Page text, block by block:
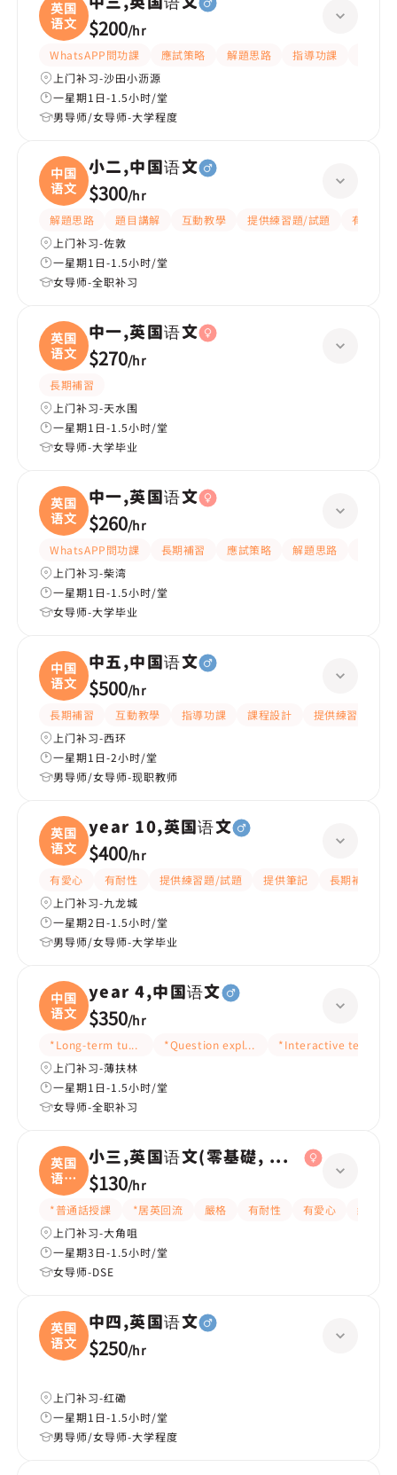
英国
语文
$200/hr
WhatsAPP問功課 應試策略 解題思路 指導功課
上门补习-沙田小沥源
一星期1日-1.5小时/堂
男导师/女导师-大学程度
中国
语文
小二,中国语文
$300/hr
解題思路 題目講解 互動教學 提供練習題/試題
有愛心
上门补习-佐敦
一星期1日-1.5小时/堂
女导师-全职补习
英国
语文
中一,英国语文
$270/hr
長期補習
上门补习-天水围
一星期1日-1.5小时/堂
女导师-大学毕业
英国
语文
中一,英国语文
$260/hr
WhatsAPP問功課 長期補習 應試策略 解題思路
上门补习-柴湾
一星期1日-1.5小时/堂
女导师-大学毕业
中国
语文
中五,中国语文
$500/hr
長期補習 互動教學 指導功課 課程設計
提供練習題/試題
上门补习-西环
一星期1日-2小时/堂
男导师/女导师-现职教师
英国
语文
year 10,英国语文
$400/hr
有愛心 有耐性 提供練習題/試題 提供筆記
長期補習
上门补习-九龙城
一星期2日-1.5小时/堂
男导师/女导师-大学毕业
中国
语文
year 4,中国语文
$350/hr
*Long-term tutoring *Question explanation*Interactive teaching
上门补习-薄扶林
一星期1日-1.5小时/堂
女导师-全职补习
英国
语文
(
小三,英国语文(零基礎, 會話)
$130/hr
*普通話授課 *居英回流 嚴格 有耐性 有愛心
細心
上门补习-大角咀
一星期3日-1.5小时/堂
女导师-DSE
英国
语文
中四,英国语文
$250/hr
上门补习-红磡
一星期1日-1.5小时/堂
男导师/女导师-大学程度